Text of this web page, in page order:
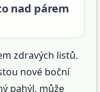
nad párem
zdravých listů.
nové boční
pahýl, může